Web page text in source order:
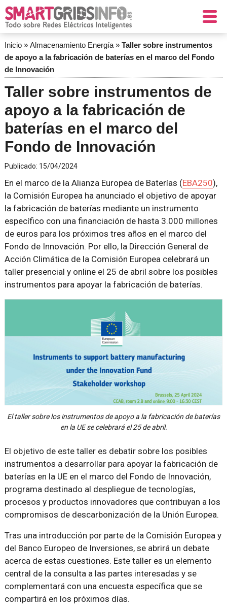
Inicio» Almacenamiento Energía» Taller sobre instrumentos
de apoyo a la fabricación de baterías en el marco del Fondo
de Innovación
Taller sobre instrumentos de
apoyo a la fabricación de
baterías en el marco del
Fondo de Innovación
Publicado: 15/04/2024
En el marco de la Alianza Europea de Baterías (EBA250),
la Comisión Europea ha anunciado el objetivo de apoyar
la fabricación de baterías mediante un instrumento
específico con una financiación de hasta 3.000 millones
de euros para los próximos tres años en el marco del
Fondo de Innovación. Por ello, la Dirección General de
Acción Climática de la Comisión Europea celebrará un
taller presencial y online el 25 de abril sobre los posibles
instrumentos para apoyar la fabricación de baterías.
El taller sobre los instrumentos de apoyo a la fabricación de baterías
en la UE se celebrará el 25 de abril.
El objetivo de este taller es debatir sobre los posibles
instrumentos a desarrollar para apoyar la fabricación de
baterías en la UE en el marco del Fondo de Innovación,
programa destinado al despliegue de tecnologías,
procesos y productos innovadores que contribuyan a los
compromisos de descarbonización de la Unión Europea.
Tras una introducción por parte de la Comisión Europea y
del Banco Europeo de Inversiones, se abrirá un debate
acerca de estas cuestiones. Este taller es un elemento
central de la consulta a las partes interesadas y se
complementará con una encuesta específica que se
compartirá en los próximos días.